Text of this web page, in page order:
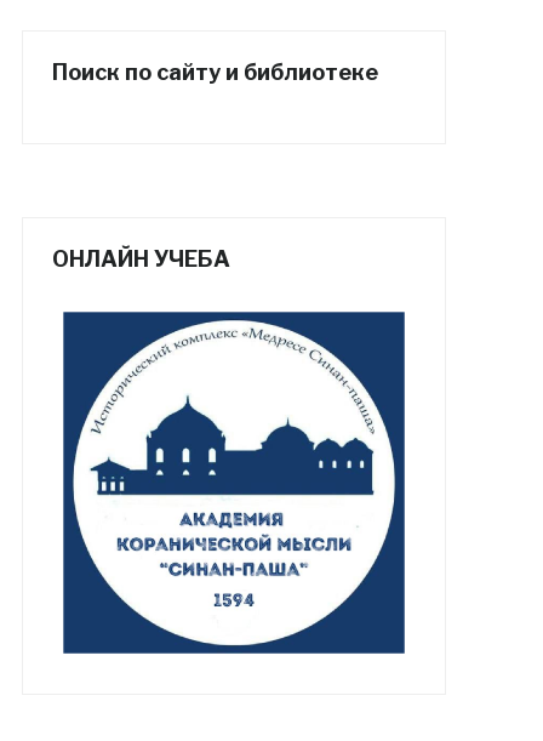
Поиск по сайту и библиотеке
ОНЛАЙН УЧЕБА